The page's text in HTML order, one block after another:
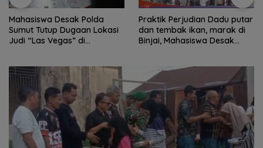
Mahasiswa Desak Polda
Sumut Tutup Dugaan Lokasi
Judi “Las Vegas” di
Praktik Perjudian Dadu putar
dan tembak ikan, marak di
Binjai, Mahasiswa Desak